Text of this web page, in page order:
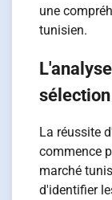
une
tunisien.
La réussite
commence
marché
d'identifier